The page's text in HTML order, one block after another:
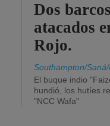
Dos
atacados
Rojo.
Southampton/
El buque indio
hundió, los hutíes
"NCC Wafa"